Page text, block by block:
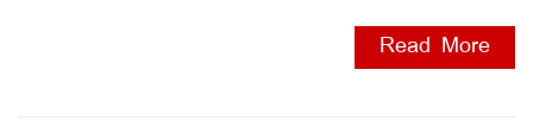
Read More